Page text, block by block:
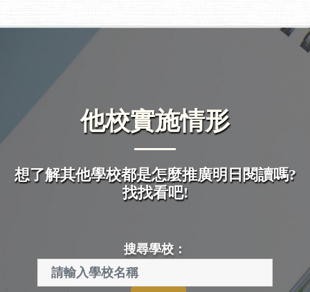
他校實施情形
想了解其他學校都是怎麼推廣明日閱讀嗎?
找找看吧!
搜尋學校：